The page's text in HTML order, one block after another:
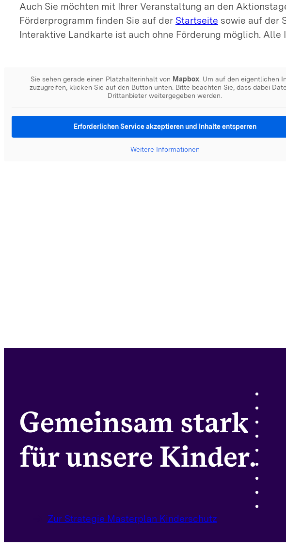
Auch Sie möchten mit Ihrer Veranstaltung an den
Förderprogramm finden Sie auf der Startseite sowie auf der
Interaktive Landkarte ist auch ohne Förderung möglich.
Sie sehen gerade einen Platzhalterinhalt von Mapbox . Um auf den eigentlichen
zuzugreifen, klicken Sie auf den Button unten. Bitte beachten Sie, dass dabei
Drittanbieter weitergegeben werden.
Erforderlichen Service akzeptieren und Inhalte entsperren
Weitere Informationen
Gemeinsam stark
für unsere Kinder.
Zur Strategie Masterplan Kinderschutz